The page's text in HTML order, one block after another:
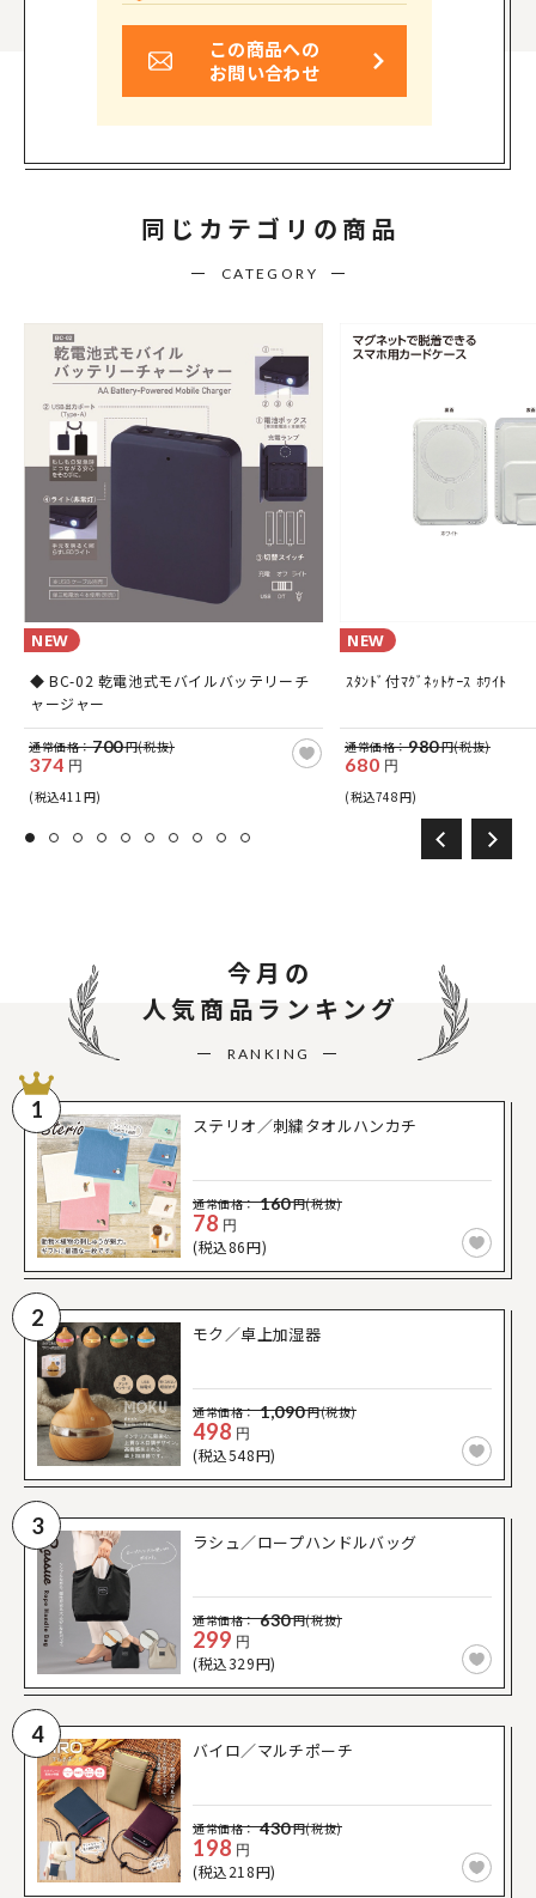
この商品への
お問い合わせ
同じカテゴリの商品
CATEGORY
NEW
◆ BC-02 乾電池式モバイルバッテリーチ
ャージャー
通常価格：700円(税抜)
374 円
(税込411円)
NEW
ｽﾀﾝﾄﾞ付ﾏｸﾞﾈｯﾄｹｰｽ ﾎﾜｲﾄ
通常価格：980円(税抜)
680 円
(税込748円)
今月の
人気商品ランキング
RANKING
1
ステリオ／刺繍タオルハンカチ
通常価格： 160円(税抜)
78 円
(税込86円)
2
モク／卓上加湿器
通常価格： 1,090円(税抜)
498 円
(税込548円)
3
ラシュ／ロープハンドルバッグ
通常価格： 630円(税抜)
299 円
(税込329円)
4
バイロ／マルチポーチ
通常価格： 430円(税抜)
198 円
(税込218円)